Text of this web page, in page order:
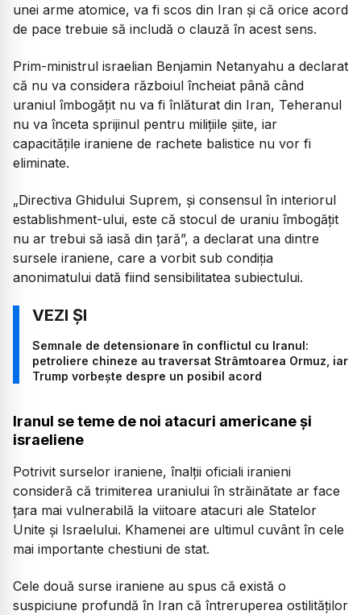
unei arme atomice, va fi scos din Iran şi că orice acord
de pace trebuie să includă o clauză în acest sens.
Prim-ministrul israelian Benjamin Netanyahu a declarat
că nu va considera războiul încheiat până când
uraniul îmbogăţit nu va fi înlăturat din Iran, Teheranul
nu va înceta sprijinul pentru miliţiile şiite, iar
capacităţile iraniene de rachete balistice nu vor fi
eliminate.
„Directiva Ghidului Suprem, şi consensul în interiorul
establishment-ului, este că stocul de uraniu îmbogăţit
nu ar trebui să iasă din ţară”, a declarat una dintre
sursele iraniene, care a vorbit sub condiţia
anonimatului dată fiind sensibilitatea subiectului.
Semnale de detensionare în conflictul cu Iranul:
petroliere chineze au traversat Strâmtoarea Ormuz, iar
Trump vorbește despre un posibil acord
Iranul se teme de noi atacuri americane și
israeliene
Potrivit surselor iraniene, înalţii oficiali iranieni
consideră că trimiterea uraniului în străinătate ar face
ţara mai vulnerabilă la viitoare atacuri ale Statelor
Unite şi Israelului. Khamenei are ultimul cuvânt în cele
mai importante chestiuni de stat.
Cele două surse iraniene au spus că există o
suspiciune profundă în Iran că întreruperea ostilităţilor